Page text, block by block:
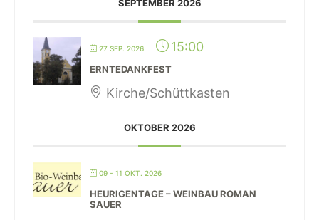
SEPTEMBER 2026
27 SEP. 2026 15:00
ERNTEDANKFEST
Kirche/Schüttkasten
OKTOBER 2026
09 - 11 OKT. 2026
HEURIGENTAGE – WEINBAU ROMAN
SAUER